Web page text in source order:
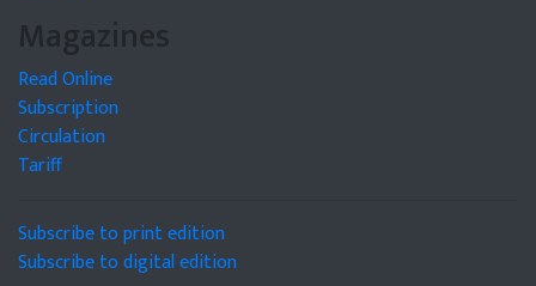
Magazines
Read Online
Subscription
Circulation
Tariff
Subscribe to print edition
Subscribe to digital edition